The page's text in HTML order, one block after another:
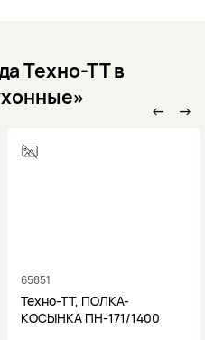
Техно-ТТ в
←
65851
Техно-ТТ, ПОЛКА-
КОСЫНКА ПН-171/1400
→